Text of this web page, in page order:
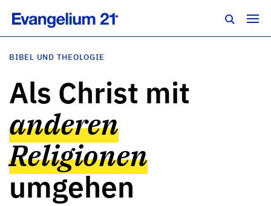
BIBEL UND THEOLOGIE
Als Christ mit
anderen
Religionen
umgehen